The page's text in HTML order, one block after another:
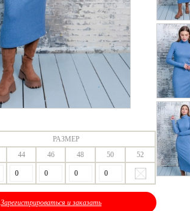
РАЗМЕР
44 46 48 50 52
Зарегистрироваться и заказать